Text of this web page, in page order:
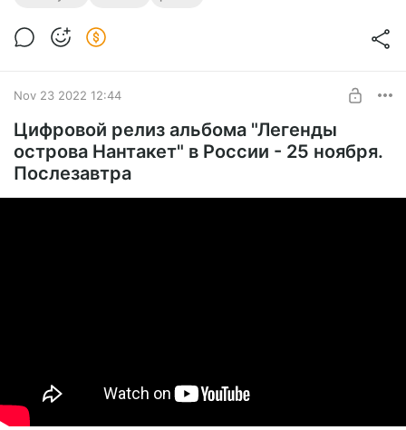
Nov 23 2022 12:44
Цифровой релиз альбома "Легенды
острова Нантакет" в России - 25 ноября.
Послезавтра